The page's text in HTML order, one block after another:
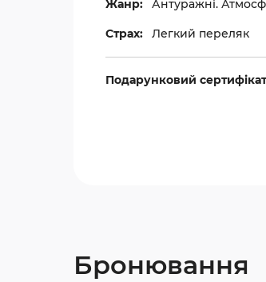
Жанр: Антуражні.
Страх: Легкий переляк
Подарунковий
Бронювання